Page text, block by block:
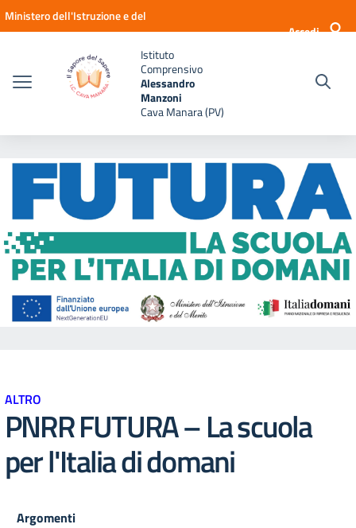
Vai ai contenuti
Vai al menu di navigazione
Vai al footer
Ministero dell'Istruzione e del
Accedi
Istituto
Comprensivo
Alessandro
Manzoni
Cava Manara (PV)
ALTRO
PNRR FUTURA – La scuola
per l'Italia di domani
Argomenti